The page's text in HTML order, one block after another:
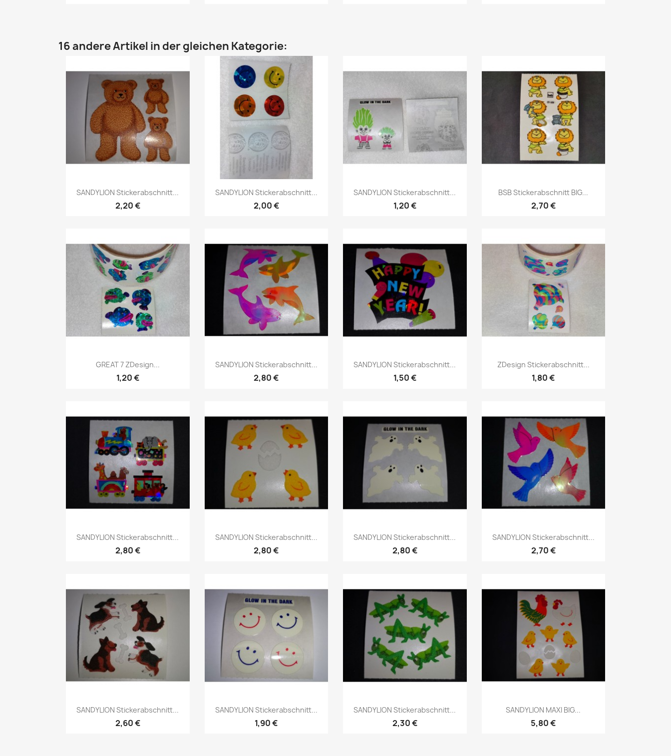
16 andere Artikel in der gleichen Kategorie:
SANDYLION Stickerabschnitt...
2,20 €
SANDYLION Stickerabschnitt...
2,00 €
SANDYLION Stickerabschnitt...
1,20 €
BSB Stickerabschnitt BIG...
2,70 €
GREAT 7 ZDesign...
1,20 €
SANDYLION Stickerabschnitt...
2,80 €
SANDYLION Stickerabschnitt...
1,50 €
ZDesign Stickerabschnitt...
1,80 €
SANDYLION Stickerabschnitt...
2,80 €
SANDYLION Stickerabschnitt...
2,80 €
SANDYLION Stickerabschnitt...
2,80 €
SANDYLION Stickerabschnitt...
2,70 €
SANDYLION Stickerabschnitt...
2,60 €
SANDYLION Stickerabschnitt...
1,90 €
SANDYLION Stickerabschnitt...
2,30 €
SANDYLION MAXI BIG...
5,80 €